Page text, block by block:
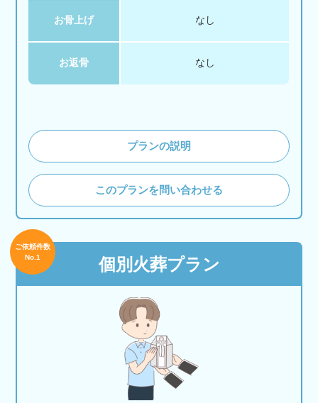
お骨上げ なし
お返骨 なし
プランの説明
このプランを問い合わせる
個別火葬プラン
ご依頼件数
No.1